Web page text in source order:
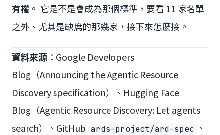
有權。 它是不是會成為那個標準，要看 11 家名單
之外、尤其是缺席的那幾家，接下來怎麼接。
資料來源 ：Google Developers
Blog（Announcing the Agentic Resource
Discovery specification）、Hugging Face
Blog（Agentic Resource Discovery: Let agents
search）、GitHub ards-project/ard-spec 、